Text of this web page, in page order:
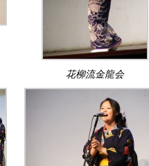
花柳流金龍会